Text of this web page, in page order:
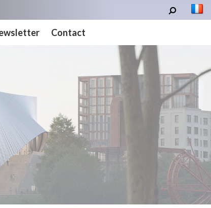
Contact